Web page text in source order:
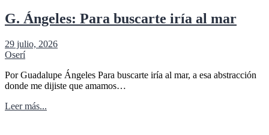
G. Ángeles: Para buscarte iría al mar
29 julio, 2026
Oserí
Por Guadalupe Ángeles Para buscarte iría al mar, a esa abstracción
donde me dijiste que amamos…
Leer más...